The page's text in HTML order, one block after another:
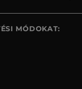
MÓDOKAT: